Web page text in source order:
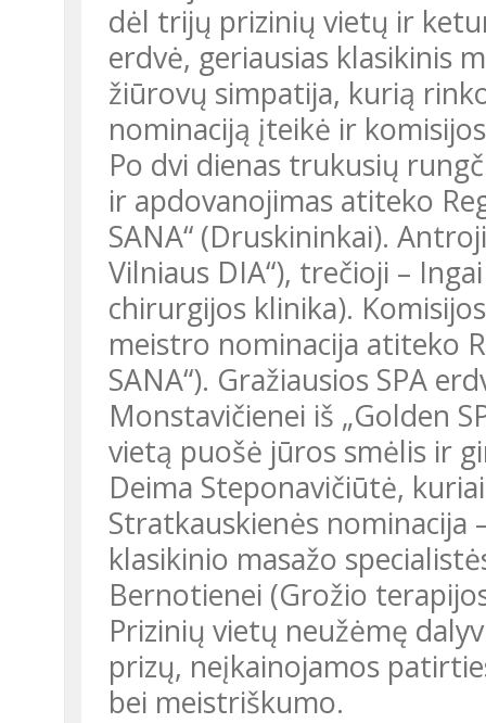
dėl trijų prizinių vietų ir
erdvė, geriausias klasikinis
žiūrovų simpatija, kurią
nominaciją įteikė ir
Po dvi dienas trukusių
ir apdovanojimas atiteko
SANA“ (Druskininkai).
Vilniaus DIA“), trečioji –
chirurgijos klinika).
meistro nominacija atiteko
SANA“). Gražiausios SPA
Monstavičienei iš „Golden
vietą puošė jūros smėlis ir
Deima Steponavičiūtė,
Stratkauskienės nominacija
klasikinio masažo
Bernotienei (Grožio
Prizinių vietų neužėmę
prizų, neįkainojamos
bei meistriškumo.